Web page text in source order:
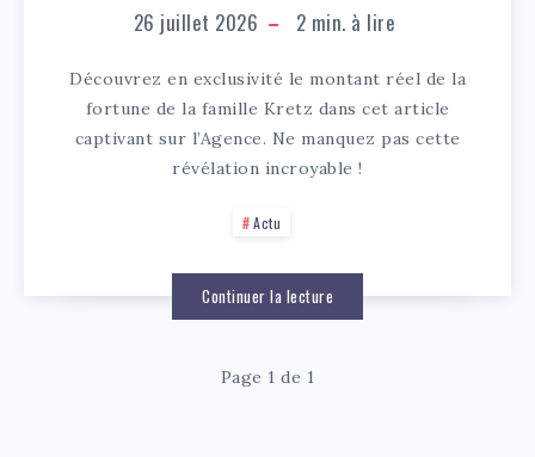
26 juillet 2026 2 min. à lire
Découvrez en exclusivité le montant réel de la
fortune de la famille Kretz dans cet article
captivant sur l’Agence. Ne manquez pas cette
révélation incroyable !
Actu
Continuer la lecture
Page 1 de 1